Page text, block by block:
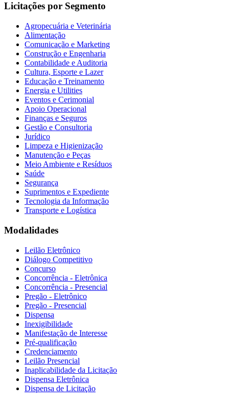
Licitações por Segmento
Agropecuária e Veterinária
Alimentação
Comunicação e Marketing
Construção e Engenharia
Contabilidade e Auditoria
Cultura, Esporte e Lazer
Educação e Treinamento
Energia e Utilities
Eventos e Cerimonial
Apoio Operacional
Finanças e Seguros
Gestão e Consultoria
Jurídico
Limpeza e Higienização
Manutenção e Peças
Meio Ambiente e Resíduos
Saúde
Segurança
Suprimentos e Expediente
Tecnologia da Informação
Transporte e Logística
Modalidades
Leilão Eletrônico
Diálogo Competitivo
Concurso
Concorrência - Eletrônica
Concorrência - Presencial
Pregão - Eletrônico
Pregão - Presencial
Dispensa
Inexigibilidade
Manifestação de Interesse
Pré-qualificação
Credenciamento
Leilão Presencial
Inaplicabilidade da Licitação
Dispensa Eletrônica
Dispensa de Licitação